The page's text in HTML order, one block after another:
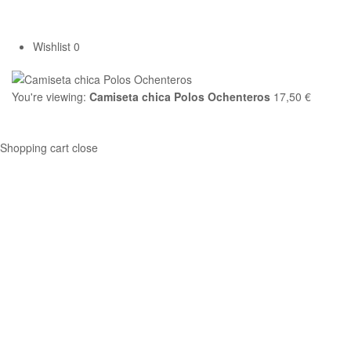
Wishlist 0
You're viewing: Camiseta chica Polos Ochenteros 17,50 €
Shopping cart close